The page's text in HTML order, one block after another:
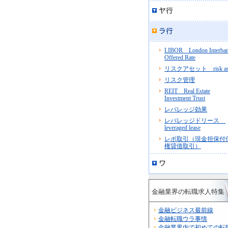
LIBOR London
Offered Rate
リスクアセット risk
リスク管理
REIT Real Estate
Investment Trust
レバレッジ効果
レバレッジドリース
leveraged lease
レポ取引（現金担保付
権貸借取引）
金融業界の転職求人特集
金融ビジネス最前線
金融転職ウラ事情